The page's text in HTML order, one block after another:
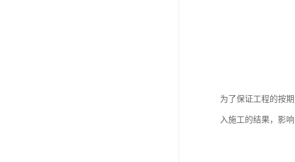
为了保证工程的按
入施工的结果，影